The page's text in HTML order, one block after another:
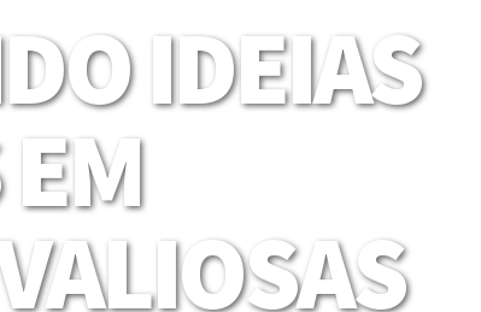
IDEIAS